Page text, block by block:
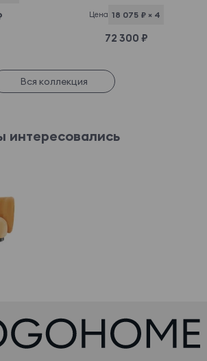
Цена 18 075 ₽ × 4
72 300 ₽
Вся коллекция
интересовались